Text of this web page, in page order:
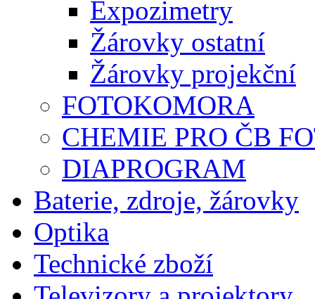
Expozimetry
Žárovky ostatní
Žárovky projekční
FOTOKOMORA
CHEMIE PRO ČB
DIAPROGRAM
Baterie, zdroje, žárovky
Optika
Technické zboží